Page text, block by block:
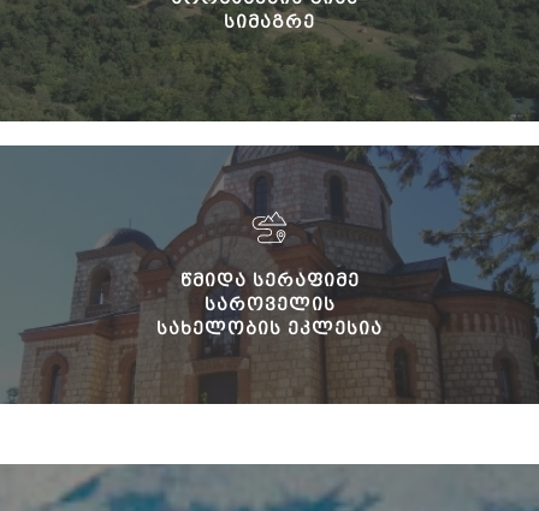
ᲡᲘᲛᲐᲒᲠᲔ
ᲬᲛᲘᲓᲐ ᲡᲔᲠᲐᲤᲘᲛᲔ
ᲡᲐᲠᲝᲕᲔᲚᲘᲡ
ᲡᲐᲮᲔᲚᲝᲑᲘᲡ ᲔᲙᲚᲔᲡᲘᲐ